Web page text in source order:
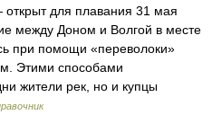
для плавания 31 мая
между Доном и Волгой в месте
при помощи «переволоки»
Этими способами
жители рек, но и купцы